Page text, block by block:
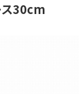
30cm